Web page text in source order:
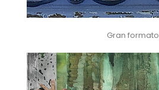
Gran formato